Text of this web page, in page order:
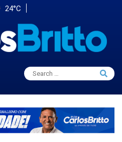
24°C
Search
for:
Search